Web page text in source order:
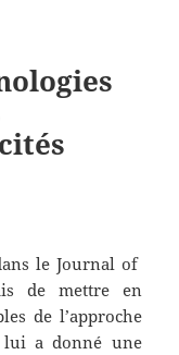
le Journal of
de mettre en
de l’approche
lui a donné une